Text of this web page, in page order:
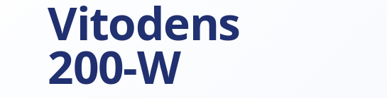
Vitodens
200-W